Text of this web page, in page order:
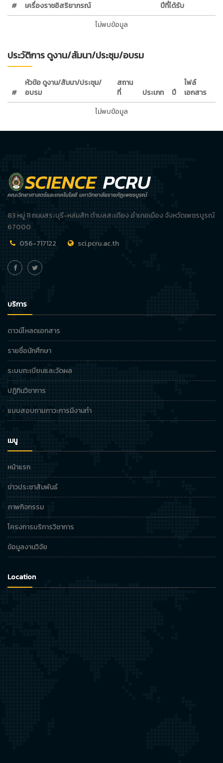
# เครื่องราชอิสริยาภรณ์
ปีที่ได้รับ
ไม่พบข้อมูล
ประวัติการ ดูงาน/สัมนา/ประชุม/อบรม
#
หัวข้อ ดูงาน/สัมนา/ประชุม/
อบรม
สถาน
ที่
ประเภท ปี
ไฟล์
เอกสาร
ไม่พบข้อมูล
83 หมู่ 11 ถนนสระบุรี-หล่มสัก ตำบลสะเดียง อำเภอเมือง จังหวัดเพชรบูรณ์
67000
056-717122
sci.pcru.ac.th
บริการ
ดาวน์โหลดเอกสาร
รายชื่อนักศึกษา
ระบบทะเบียนและวัดผล
ปฏิทินวิชาการ
แบบสอบถามภาวะการมีงานทำ
เมนู
หน้าแรก
ข่าวประชาสัมพันธ์
ภาพกิจกรรม
โครงการบริการวิชาการ
ข้อมูลงานวิจัย
Location